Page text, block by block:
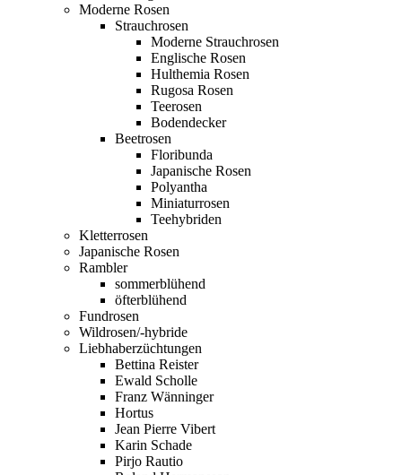
Moderne Rosen
Strauchrosen
Moderne Strauchrosen
Englische Rosen
Hulthemia Rosen
Rugosa Rosen
Teerosen
Bodendecker
Beetrosen
Floribunda
Japanische Rosen
Polyantha
Miniaturrosen
Teehybriden
Kletterrosen
Japanische Rosen
Rambler
sommerblühend
öfterblühend
Fundrosen
Wildrosen/-hybride
Liebhaberzüchtungen
Bettina Reister
Ewald Scholle
Franz Wänninger
Hortus
Jean Pierre Vibert
Karin Schade
Pirjo Rautio